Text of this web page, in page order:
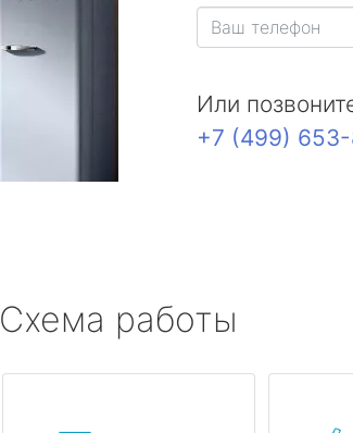
Или
+7 (499)
Схема работы